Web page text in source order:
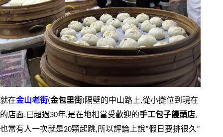
就在金山老街(金包里街)隔壁的中山路上,從小攤位到現在
的店面,已超過30年,是在地相當受歡迎的手工包子饅頭店,
也常有人一次就是20顆起跳,所以評論上說”假日要排很久”